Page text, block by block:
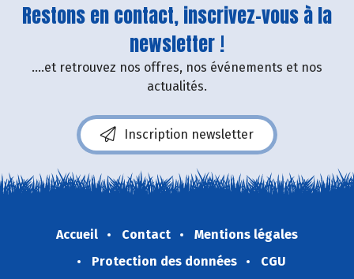
Restons en contact, inscrivez-vous à la
newsletter !
....et retrouvez nos offres, nos événements et nos
actualités.
Inscription newsletter
Accueil Contact
Mentions légales
Protection des données
CGU